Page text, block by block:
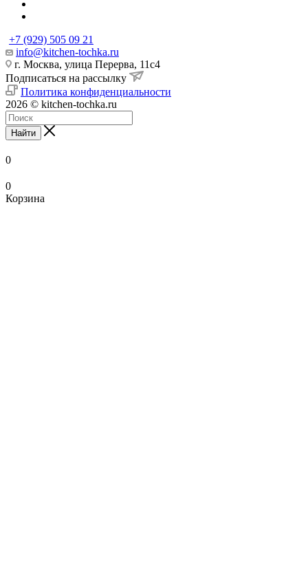
+7 (929) 505 09 21
info@kitchen-tochka.ru
г. Москва, улица Перерва, 11с4
Подписаться на рассылку
Политика конфиденциальности
2026 © kitchen-tochka.ru
Найти
0
0
Корзина